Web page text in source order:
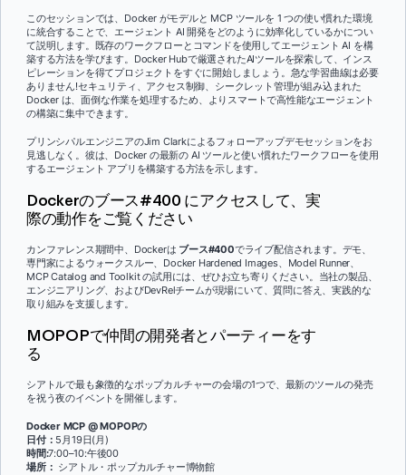
このセッションでは、Docker がモデルと MCP ツールを 1 つの使い慣れた環境
に統合することで、エージェント AI 開発をどのように効率化しているかについ
て説明します。既存のワークフローとコマンドを使用してエージェント AI を構
築する方法を学びます。Docker Hubで厳選されたAIツールを探索して、インス
ピレーションを得てプロジェクトをすぐに開始しましょう。急な学習曲線は必要
ありません!セキュリティ、アクセス制御、シークレット管理が組み込まれた
Docker は、面倒な作業を処理するため、よりスマートで高性能なエージェント
の構築に集中できます。
プリンシパルエンジニアのJim Clarkによるフォローアップデモセッションをお
見逃しなく。彼は、Docker の最新の AI ツールと使い慣れたワークフローを使用
するエージェント アプリを構築する方法を示します。
Dockerのブース#400 にアクセスして、実
際の動作をご覧ください
カンファレンス期間中、Dockerは ブース#400でライブ配信されます。デモ、
専門家によるウォークスルー、Docker Hardened Images、Model Runner、
MCP Catalog and Toolkit の試用には、ぜひお立ち寄りください。当社の製品、
エンジニアリング、およびDevRelチームが現場にいて、質問に答え、実践的な
取り組みを支援します。
MOPOPで仲間の開発者とパーティーをす
る
シアトルで最も象徴的なポップカルチャーの会場の1つで、最新のツールの発売
を祝う夜のイベントを開催します。
Docker MCP @ MOPOPの
日付： 5月19日(月)
時間:7:00–10:午後00
場所： シアトル・ポップカルチャー博物館